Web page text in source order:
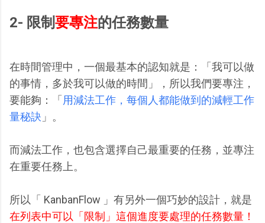
2- 限制要專注的任務數量
在時間管理中，一個最基本的認知就是：「我可以做
的事情，多於我可以做的時間」，所以我們要專注，
要能夠：「用減法工作，每個人都能做到的減輕工作
量秘訣 」。
而減法工作，也包含選擇自己最重要的任務，並專注
在重要任務上。
所以「 KanbanFlow 」有另外一個巧妙的設計，就是
在列表中可以「限制」這個進度要處理的任務數量！